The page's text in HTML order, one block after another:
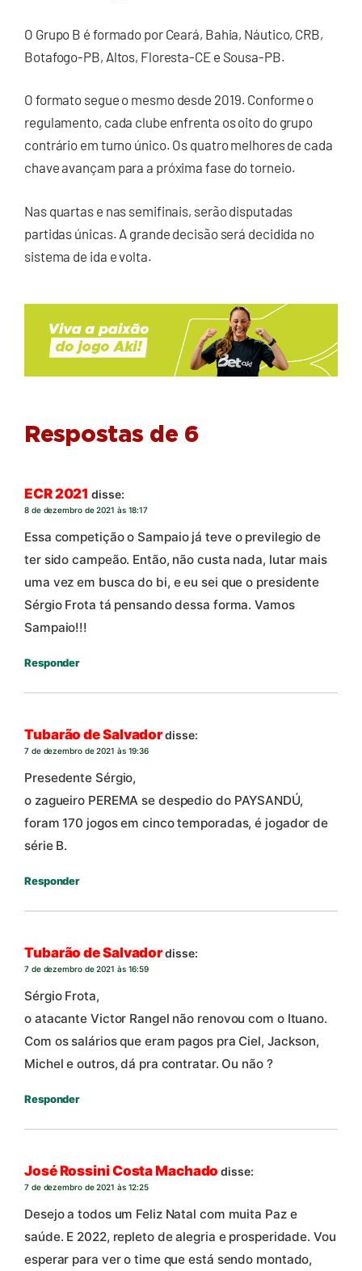
O Grupo B é formado por Ceará, Bahia, Náutico, CRB,
Botafogo-PB, Altos, Floresta-CE e Sousa-PB.
O formato segue o mesmo desde 2019. Conforme o
regulamento, cada clube enfrenta os oito do grupo
contrário em turno único. Os quatro melhores de cada
chave avançam para a próxima fase do torneio.
Nas quartas e nas semifinais, serão disputadas
partidas únicas. A grande decisão será decidida no
sistema de ida e volta.
Respostas de 6
ECR 2021 disse:
8 de dezembro de 2021 às 18:17
Essa competição o Sampaio já teve o previlegio de
ter sido campeão. Então, não custa nada, lutar mais
uma vez em busca do bi, e eu sei que o presidente
Sérgio Frota tá pensando dessa forma. Vamos
Sampaio!!!
Responder
Tubarão de Salvadordisse:
7 de dezembro de 2021 às 19:36
Presedente Sérgio,
o zagueiro PEREMA se despedio do PAYSANDÚ,
foram 170 jogos em cinco temporadas, é jogador de
série B.
Responder
Tubarão de Salvadordisse:
7 de dezembro de 2021 às 16:59
Sérgio Frota,
o atacante Victor Rangel não renovou com o Ituano.
Com os salários que eram pagos pra Ciel, Jackson,
Michel e outros, dá pra contratar. Ou não ?
Responder
José Rossini Costa Machado disse:
7 de dezembro de 2021 às 12:25
Desejo a todos um Feliz Natal com muita Paz e
saúde. E 2022, repleto de alegria e prosperidade. Vou
esperar para ver o time que está sendo montado,